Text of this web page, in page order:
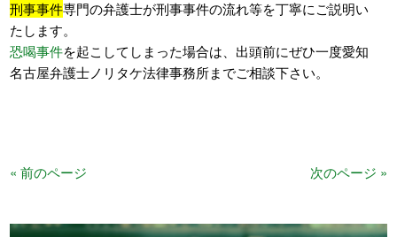
刑事事件専門の弁護士が刑事事件の流れ等を丁寧にご説明い
たします。
恐喝事件を起こしてしまった場合は、出頭前にぜひ一度愛知
名古屋弁護士ノリタケ法律事務所までご相談下さい。
« 前のページ 次のページ »